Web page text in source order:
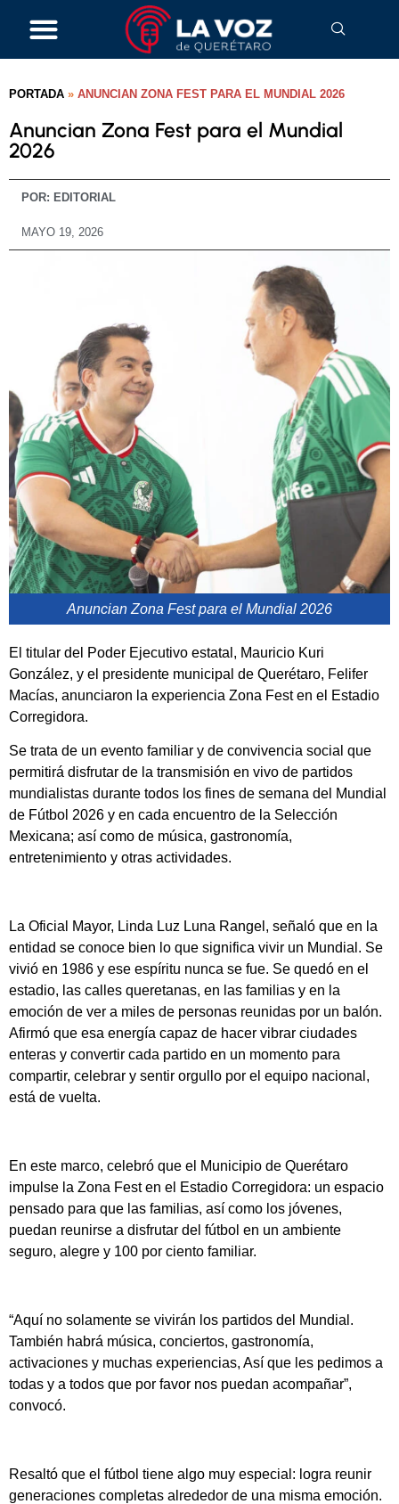
PORTADA » ANUNCIAN ZONA FEST PARA EL MUNDIAL 2026
Anuncian Zona Fest para el Mundial
2026
POR: EDITORIAL
MAYO 19, 2026
Anuncian Zona Fest para el Mundial 2026
El titular del Poder Ejecutivo estatal, Mauricio Kuri
González, y el presidente municipal de Querétaro, Felifer
Macías, anunciaron la experiencia Zona Fest en el Estadio
Corregidora.
Se trata de un evento familiar y de convivencia social que
permitirá disfrutar de la transmisión en vivo de partidos
mundialistas durante todos los fines de semana del Mundial
de Fútbol 2026 y en cada encuentro de la Selección
Mexicana; así como de música, gastronomía,
entretenimiento y otras actividades.
La Oficial Mayor, Linda Luz Luna Rangel, señaló que en la
entidad se conoce bien lo que significa vivir un Mundial. Se
vivió en 1986 y ese espíritu nunca se fue. Se quedó en el
estadio, las calles queretanas, en las familias y en la
emoción de ver a miles de personas reunidas por un balón.
Afirmó que esa energía capaz de hacer vibrar ciudades
enteras y convertir cada partido en un momento para
compartir, celebrar y sentir orgullo por el equipo nacional,
está de vuelta.
En este marco, celebró que el Municipio de Querétaro
impulse la Zona Fest en el Estadio Corregidora: un espacio
pensado para que las familias, así como los jóvenes,
puedan reunirse a disfrutar del fútbol en un ambiente
seguro, alegre y 100 por ciento familiar.
“Aquí no solamente se vivirán los partidos del Mundial.
También habrá música, conciertos, gastronomía,
activaciones y muchas experiencias, Así que les pedimos a
todas y a todos que por favor nos puedan acompañar”,
convocó.
Resaltó que el fútbol tiene algo muy especial: logra reunir
generaciones completas alrededor de una misma emoción.